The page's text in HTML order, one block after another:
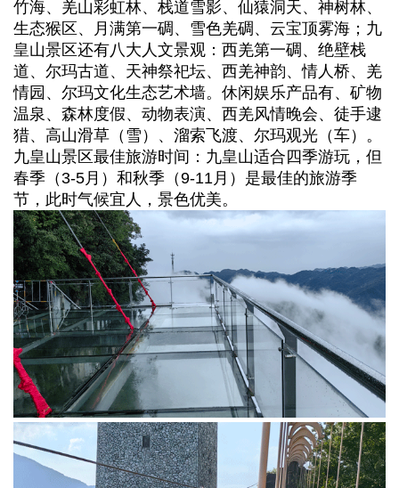
竹海、羌山彩虹林、栈道雪影、仙猿洞天、神树林、
生态猴区、月满第一碉、雪色羌碉、云宝顶雾海；九
皇山景区还有八大人文景观：西羌第一碉、绝壁栈
道、尔玛古道、天神祭祀坛、西羌神韵、情人桥、羌
情园、尔玛文化生态艺术墙。休闲娱乐产品有、矿物
温泉、森林度假、动物表演、西羌风情晚会、徒手逮
猎、高山滑草（雪）、溜索飞渡、尔玛观光（车）。
‌九皇山景区最佳旅游时间‌：九皇山适合四季游玩，但
春季（3-5月）和秋季（9-11月）是最佳的旅游季
节，此时气候宜人，景色优美。